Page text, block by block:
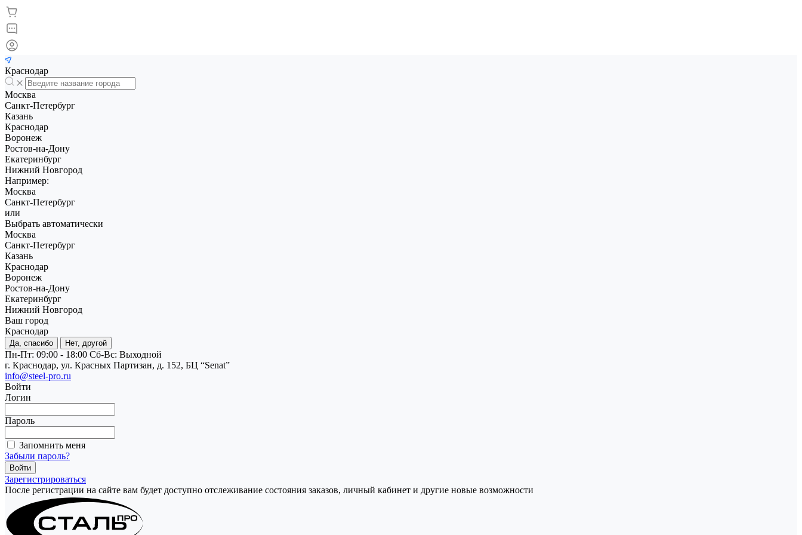
Краснодар
Москва
Санкт-Петербург
Казань
Краснодар
Воронеж
Ростов-на-Дону
Екатеринбург
Нижний Новгород
Например:
Москва
Санкт-Петербург
или
Выбрать автоматически
Москва
Санкт-Петербург
Казань
Краснодар
Воронеж
Ростов-на-Дону
Екатеринбург
Нижний Новгород
Ваш город
Краснодар
Да, спасибо Нет, другой
Пн-Пт: 09:00 - 18:00 Cб-Вс: Выходной
г. Краснодар, ул. Красных Партизан, д. 152, БЦ “Senat”
info@steel-pro.ru
Войти
Логин
Пароль
Запомнить меня
Забыли пароль?
Зарегистрироваться
После регистрации на сайте вам будет доступно отслеживание состояния заказов, личный кабинет и другие новые возможности